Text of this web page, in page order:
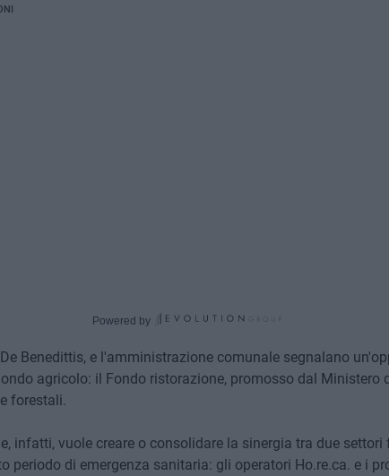
Powered by
Benedittis, e l'amministrazione comunale segnalano
agricolo: il Fondo ristorazione, promosso dal Ministero
forestali.
infatti, vuole creare o consolidare la sinergia tra due settori
periodo di emergenza sanitaria: gli operatori Ho.re.ca. e i